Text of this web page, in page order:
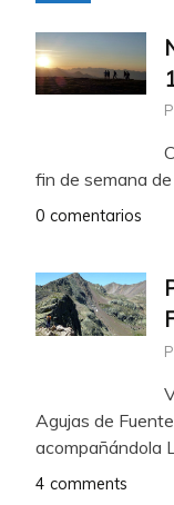
fin de semana
0 comentarios
Agujas de
acompañándola
4 comments